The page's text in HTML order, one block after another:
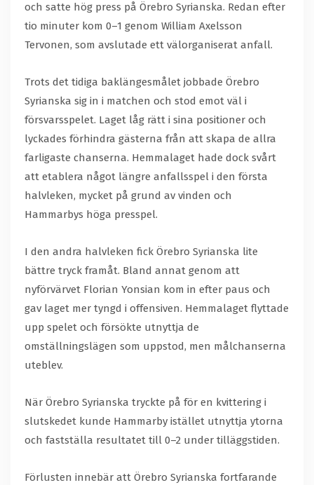
och satte hög press på Örebro Syrianska. Redan efter
tio minuter kom 0–1 genom William Axelsson
Tervonen, som avslutade ett välorganiserat anfall.
Trots det tidiga baklängesmålet jobbade Örebro
Syrianska sig in i matchen och stod emot väl i
försvarsspelet. Laget låg rätt i sina positioner och
lyckades förhindra gästerna från att skapa de allra
farligaste chanserna. Hemmalaget hade dock svårt
att etablera något längre anfallsspel i den första
halvleken, mycket på grund av vinden och
Hammarbys höga presspel.
I den andra halvleken fick Örebro Syrianska lite
bättre tryck framåt. Bland annat genom att
nyförvärvet Florian Yonsian kom in efter paus och
gav laget mer tyngd i offensiven. Hemmalaget flyttade
upp spelet och försökte utnyttja de
omställningslägen som uppstod, men målchanserna
uteblev.
När Örebro Syrianska tryckte på för en kvittering i
slutskedet kunde Hammarby istället utnyttja ytorna
och fastställa resultatet till 0–2 under tilläggstiden.
Förlusten innebär att Örebro Syrianska fortfarande